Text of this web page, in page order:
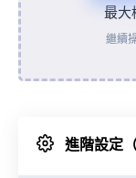
最大
繼續
進階設定